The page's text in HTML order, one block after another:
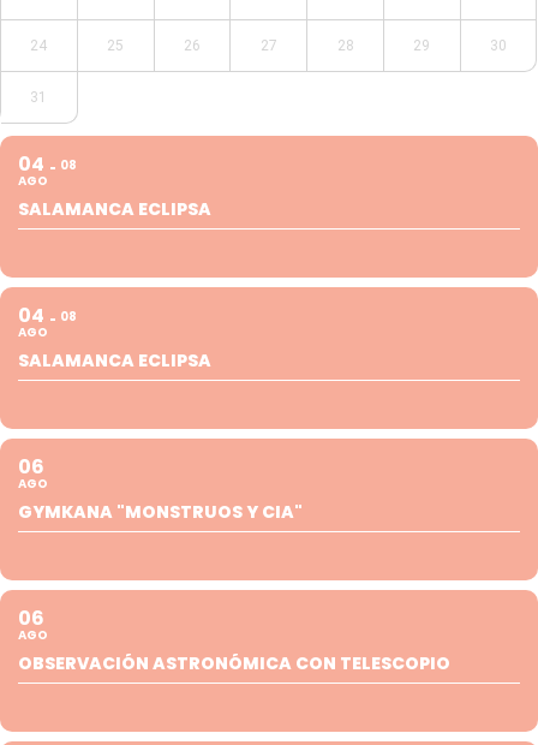
24 25 26 27 28 29 30
31
04
AGO
08
SALAMANCA ECLIPSA
04
AGO
08
SALAMANCA ECLIPSA
06
AGO
GYMKANA "MONSTRUOS Y CIA"
06
AGO
OBSERVACIÓN ASTRONÓMICA CON TELESCOPIO